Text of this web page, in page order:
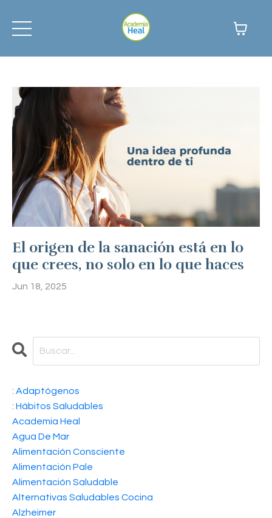
El origen de la sanación está en lo
que crees, no solo en lo que haces
Jun 18, 2025
: Adaptógenos
: Hábitos Saludables
Academia Heal
Agua De Mar
Alimentación Consciente
Alimentación Pale
Alimentación Saludable
Alternativas Saludables Cocina
Alzheimer